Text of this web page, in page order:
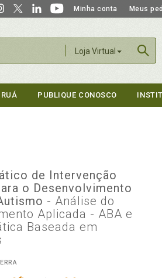
Minha conta Meus
Loja Virtual
PUBLIQUE CONOSCO
de Intervenção
o Desenvolvimento
- Análise do
Aplicada - ABA e
Baseada em